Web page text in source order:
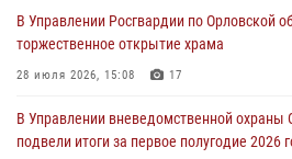
первое полугодие
05 августа 2026, 13:12
совершении противоправных действий
04 августа 2026, 14:21
В Управлении Росгвардии по Орловской
торжественное открытие храма
28 июля 2026, 15:08 17
В Управлении вневедомственной охраны
подвели итоги за первое полугодие 2026